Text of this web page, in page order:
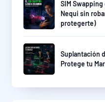
SIM
Nequi sin
protegerte)
Suplantación
Protege tu